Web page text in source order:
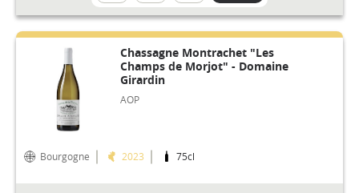
Chassagne Montrachet "Les
Champs de Morjot" - Domaine
Girardin
AOP
Bourgogne 2023 75cl